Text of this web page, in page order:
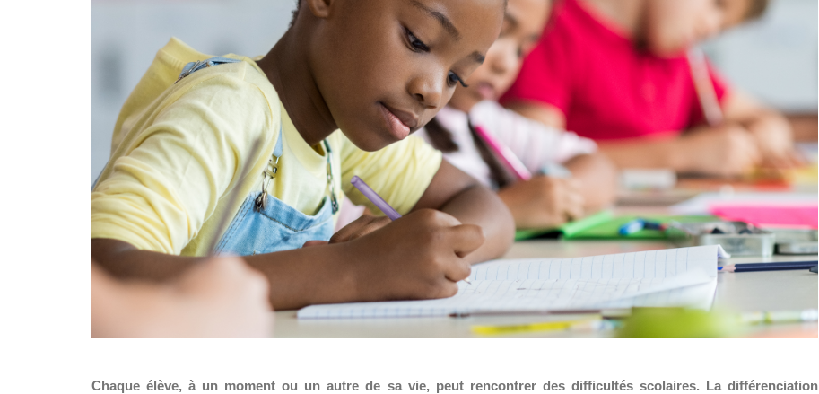
Chaque élève, à un moment ou un autre de sa vie, peut rencontrer des difficultés scolaires. La différenciation